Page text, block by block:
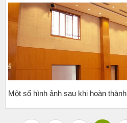
Một số hình ảnh sau khi hoàn thành